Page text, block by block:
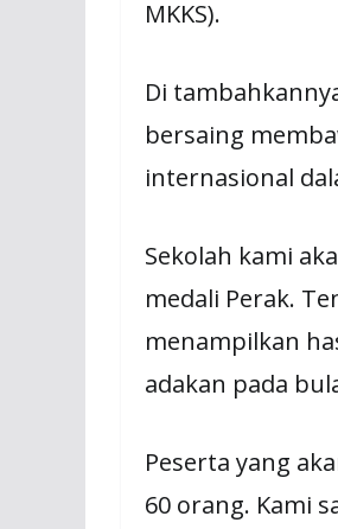
MKKS).
Di
bersaing
internasional
Sekolah kami
medali Perak.
menampilkan
adakan pada
Peserta yang
60 orang. Kami